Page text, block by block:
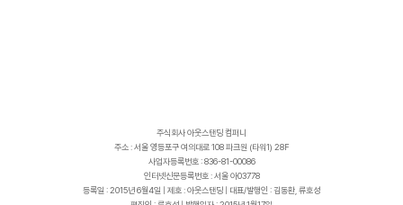
주식회사 아웃스탠딩 컴퍼니
주소 : 서울 영등포구 여의대로 108 파크원 (타워1) 28F
사업자등록번호 : 836-81-00086
인터넷신문등록번호 : 서울 아03778
등록일 : 2015년 6월4일 | 제호 : 아웃스탠딩 | 대표/발행인 : 김동환, 류호성